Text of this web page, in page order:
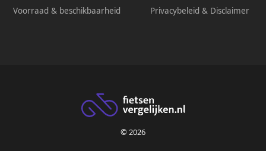
Voorraad & beschikbaarheid
Privacybeleid & Disclaimer
© 2026